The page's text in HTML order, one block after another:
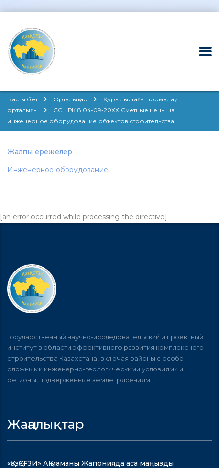
Басты бет Орталықтар
Құрылыстағы нормалау
орталығы
ССЦ РК 8.04-09-20ХХ Cметные цены на
инженерное оборудование объектов строительства.
Жалпы ережелер
Инженерное оборудование
[an error occurred while processing the directive]
Государственный научно-исследовательский и проектный
институт в области эффективного развития комплексного
строительства Казахстана, включая районы с особо
сложными инженерно-геологическими условиями и
регионы, подверженные землетрясениям.
Жаңалықтар
«ҚазҚСҒЗИ» АҚ маманы Жапонияда аса маңызды